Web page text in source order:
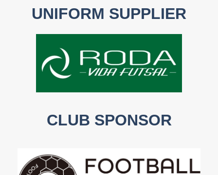
UNIFORM SUPPLIER
CLUB SPONSOR